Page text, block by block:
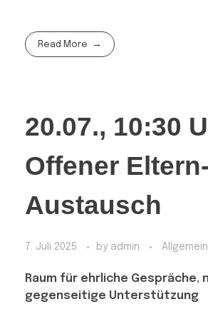
Read More
20.07., 10:30
Offener Eltern-
Austausch
7. Juli 2025 by admin Allgemein
Raum für ehrliche Gespräche,
gegenseitige Unterstützung